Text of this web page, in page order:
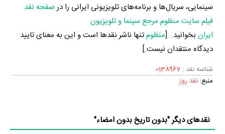
سینمایی، سریال‌ها و برنامه‌های تلویزیونی ایرانی را درصفحه نقد
فیلم سایت منظوم مرجع سینما و تلویزیون
ایران بخوانید. [منظومتنها ناشر نقدها است و این به معنای تایید
دیدگاه منتقدان نیست.]
شناسه نقد : 0138967
منبع:نقد روز
نقدهای دیگر "بدون تاریخ بدون امضاء"